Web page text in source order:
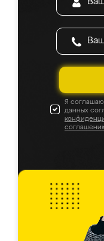
Я
данных